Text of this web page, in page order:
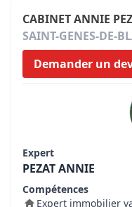
CABINET ANNIE
SAINT-GENES-DE-
Demander un
Expert
PEZAT ANNIE
Compétences
Expert immobilier